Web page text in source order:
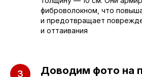
фиброволокном, что
и предотвращает
и оттаивания
Доводим фото на
Отдел продаж
г. Энгельс, Весёлая ул., 114